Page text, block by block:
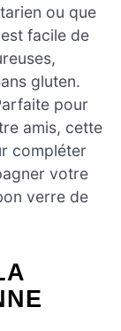
ou que
facile de
gluten.
pour
amis, cette
compléter
votre
verre de